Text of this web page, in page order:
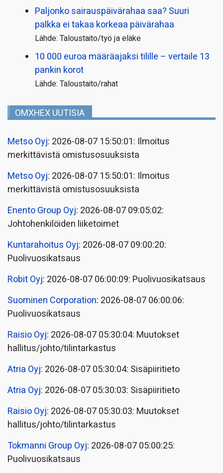
Paljonko sairauspäivä­rahaa saa? Suuri
palkka ei takaa korkeaa päivärahaa
Lähde: Taloustaito/työ ja eläke
10 000 euroa määräajaksi tilille – vertaile 13
pankin korot
Lähde: Taloustaito/rahat
OMXHEX UUTISIA
Metso Oyj: 2026-08-07 15:50:01: Ilmoitus
merkittävistä omistusosuuksista
Metso Oyj: 2026-08-07 15:50:01: Ilmoitus
merkittävistä omistusosuuksista
Enento Group Oyj: 2026-08-07 09:05:02:
Johtohenkilöiden liiketoimet
Kuntarahoitus Oyj: 2026-08-07 09:00:20:
Puolivuosikatsaus
Robit Oyj: 2026-08-07 06:00:09: Puolivuosikatsaus
Suominen Corporation: 2026-08-07 06:00:06:
Puolivuosikatsaus
Raisio Oyj: 2026-08-07 05:30:04: Muutokset
hallitus/johto/tilintarkastus
Atria Oyj: 2026-08-07 05:30:04: Sisäpiiritieto
Atria Oyj: 2026-08-07 05:30:03: Sisäpiiritieto
Raisio Oyj: 2026-08-07 05:30:03: Muutokset
hallitus/johto/tilintarkastus
Tokmanni Group Oyj: 2026-08-07 05:00:25:
Puolivuosikatsaus